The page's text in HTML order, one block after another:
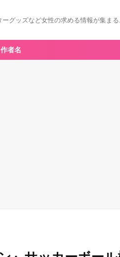
グッズなど女性の求める情報が集ま
作者名